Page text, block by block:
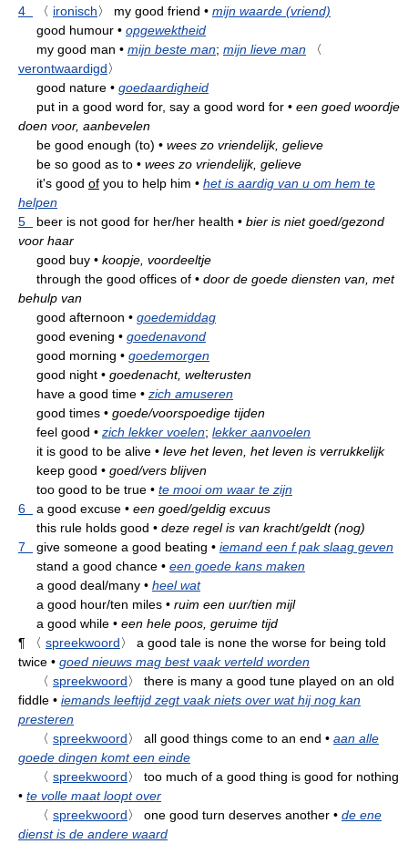
4
〈 ironisch〉 my good friend • mijn waarde (vriend)
good humour • opgewektheid
my good man • mijn beste man; mijn lieve man
〈
verontwaardigd〉
good nature • goedaardigheid
put in a good word for, say a good word for • een goed woordje
doen voor, aanbevelen
be good enough (to) • wees zo vriendelijk, gelieve
be so good as to • wees zo vriendelijk, gelieve
it's good of you to help him • het is aardig van u om hem te
helpen
5
beer is not good for her/her health • bier is niet goed/gezond
voor haar
good buy • koopje, voordeeltje
through the good offices of • door de goede diensten van, met
behulp van
good afternoon • goedemiddag
good evening • goedenavond
good morning • goedemorgen
good night • goedenacht, welterusten
have a good time • zich amuseren
good times • goede/voorspoedige tijden
feel good • zich lekker voelen; lekker aanvoelen
it is good to be alive • leve het leven, het leven is verrukkelijk
keep good • goed/vers blijven
too good to be true • te mooi om waar te zijn
6
a good excuse • een goed/geldig excuus
this rule holds good • deze regel is van kracht/geldt (nog)
7
give someone a good beating • iemand een f pak slaag geven
stand a good chance • een goede kans maken
a good deal/many • heel wat
a good hour/ten miles • ruim een uur/tien mijl
a good while • een hele poos, geruime tijd
¶
〈 spreekwoord〉 a good tale is none the worse for being told
twice • goed nieuws mag best vaak verteld worden
〈 spreekwoord〉 there is many a good tune played on an old
fiddle • iemands leeftijd zegt vaak niets over wat hij nog kan
presteren
〈 spreekwoord〉 all good things come to an end • aan alle
goede dingen komt een einde
〈 spreekwoord〉 too much of a good thing is good for nothing
• te volle maat loopt over
〈 spreekwoord〉 one good turn deserves another • de ene
dienst is de andere waard